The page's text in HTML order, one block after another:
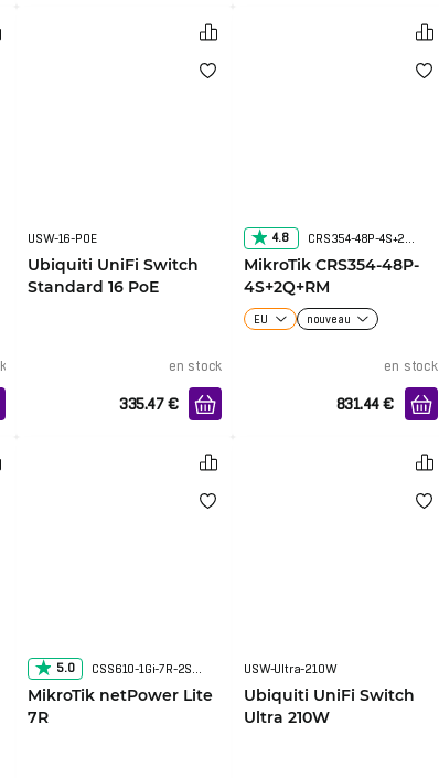
USW-16-POE
Ubiquiti UniFi Switch
Standard 16 PoE
en stock
335.47 €
4.8 CRS354-48P-4S+2Q+RM
MikroTik CRS354-48P-
4S+2Q+RM
EU nouveau
en stock
831.44 €
5.0 CSS610-1Gi-7R-2S+OUT
MikroTik netPower Lite
7R
USW-Ultra-210W
Ubiquiti UniFi Switch
Ultra 210W